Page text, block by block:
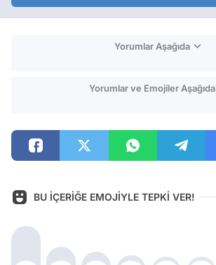
Yorumlar Aşağıda
Yorumlar ve Emojiler Aşağıda
BU İÇERİĞE EMOJİYLE TEPKİ VER!